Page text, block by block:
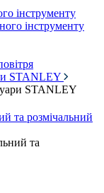
інструменту
інструменту
STANLEY
STANLEY
та розмічальний
та